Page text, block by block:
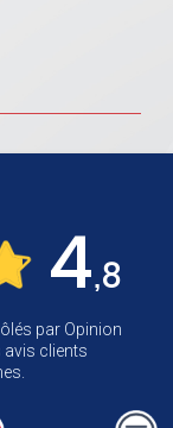
4,8
par Opinion
avis clients